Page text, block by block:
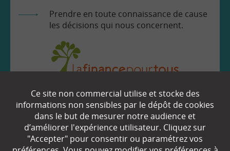
Prendre en toute connaissance de cause
les décisions qui nous concernent.
EN SAVOIR
Qui sommes-nous ?
Ce site non commercial utilise et stocke des
informations non sensibles par le dépôt de cookies
dans le but de mesurer notre audience et
d’améliorer l'expérience utilisateur. Cliquez sur
"Accepter" pour consentir ou paramétrez vos